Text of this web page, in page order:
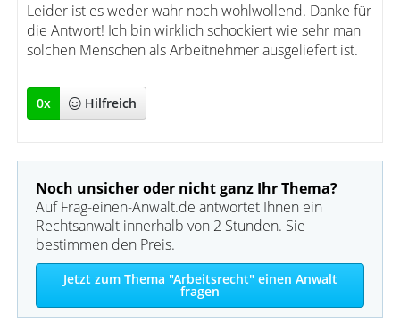
Leider ist es weder wahr noch wohlwollend. Danke für
die Antwort! Ich bin wirklich schockiert wie sehr man
solchen Menschen als Arbeitnehmer ausgeliefert ist.
0x Hilfreich
Noch unsicher oder nicht ganz Ihr Thema?
Auf Frag-einen-Anwalt.de antwortet Ihnen ein
Rechtsanwalt innerhalb von 2 Stunden. Sie
bestimmen den Preis.
Jetzt zum Thema "Arbeitsrecht" einen Anwalt
fragen